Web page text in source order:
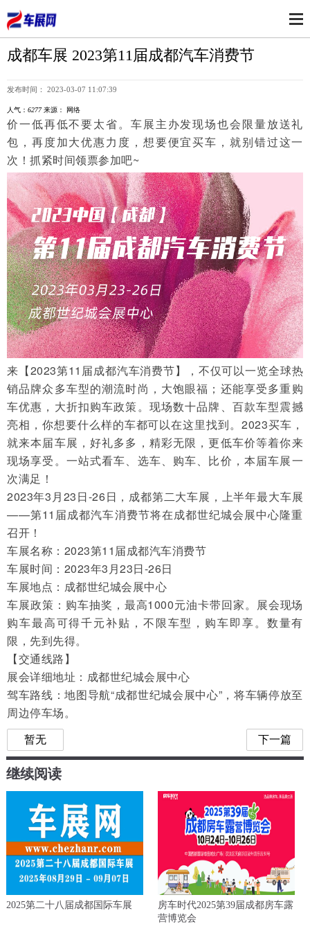
成都车展 2023第11届成都汽车消费节
发布时间： 2023-03-07 11:07:39
人气： 6277 来源： 网络
价一低再低不要太省。车展主办发现场也会限量放送礼
包，再度加大优惠力度，想要便宜买车，就别错过这一
次！抓紧时间领票参加吧~
来【2023第11届成都汽车消费节】，不仅可以一览全球热
销品牌众多车型的潮流时尚，大饱眼福；还能享受多重购
车优惠，大折扣购车政策。现场数十品牌、百款车型震撼
亮相，你想要什么样的车都可以在这里找到。2023买车，
就来本届车展，好礼多多，精彩无限，更低车价等着你来
现场享受。一站式看车、选车、购车、比价，本届车展一
次满足！
2023年3月23日-26日，成都第二大车展，上半年最大车展
——第11届成都汽车消费节将在成都世纪城会展中心隆重
召开！
车展名称：2023第11届成都汽车消费节
车展时间：2023年3月23日-26日
车展地点：成都世纪城会展中心
车展政策：购车抽奖，最高1000元油卡带回家。展会现场
购车最高可得千元补贴，不限车型，购车即享。数量有
限，先到先得。
【交通线路】
展会详细地址：成都世纪城会展中心
驾车路线：地图导航“成都世纪城会展中心”，将车辆停放至
周边停车场。
暂无 下一篇
继续阅读
2025第二十八届成都国际车展
房车时代2025第39届成都房车露
营博览会